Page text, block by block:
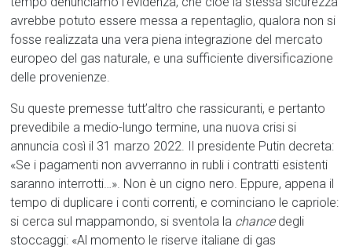
avrebbe potuto essere messa a repentaglio, qualora non si
fosse realizzata una vera piena integrazione del mercato
europeo del gas naturale, e una sufficiente diversificazione
delle provenienze.
Su queste premesse tutt’altro che rassicuranti, e pertanto
prevedibile a medio-lungo termine, una nuova crisi si
annuncia così il 31 marzo 2022. Il presidente Putin decreta:
«Se i pagamenti non avverranno in rubli i contratti esistenti
saranno interrotti…». Non è un cigno nero. Eppure, appena il
tempo di duplicare i conti correnti, e cominciano le capriole:
si cerca sul mappamondo, si sventola la chance degli
stoccaggi: «Al momento le riserve italiane di gas